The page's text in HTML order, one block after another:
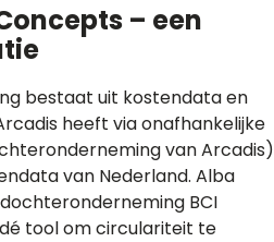
– een
bestaat uit kostendata en
heeft via onafhankelijke
van Arcadis)
van Nederland. Alba
BCI
tool om circulariteit te